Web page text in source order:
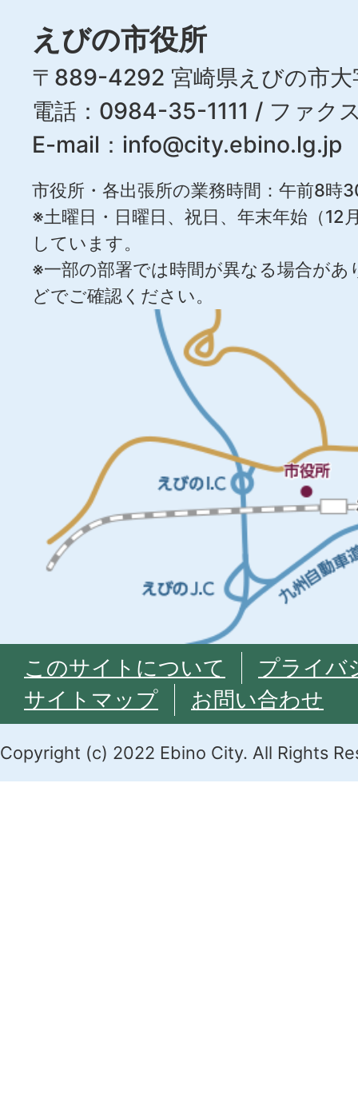
えびの市役所
〒889-4292 宮崎県えびの市大
電話：0984-35-1111 / ファ
E-mail： info@city.ebino.lg.jp
市役所・各出張所の業務時間：午前8時
※土曜日・日曜日、祝日、年末年始（12
しています。
※一部の部署では時間が異なる場合が
どでご確認ください。
このサイトについて
プライバ
サイトマップ
お問い合わせ
Copyright (c) 2022 Ebino City. All Rights